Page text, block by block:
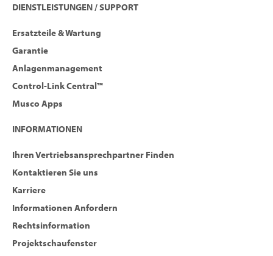
DIENSTLEISTUNGEN / SUPPORT
Ersatzteile & Wartung
Garantie
Anlagenmanagement
Control-Link Central™
Musco Apps
INFORMATIONEN
Ihren Vertriebsansprechpartner Finden
Kontaktieren Sie uns
Karriere
Informationen Anfordern
Rechtsinformation
Projektschaufenster